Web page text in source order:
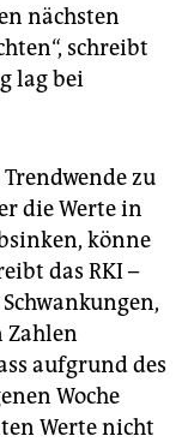
nächsten
schreibt
lag bei
zu
die Werte in
könne
das RKI –
Zahlen
aufgrund des
Woche
Werte nicht